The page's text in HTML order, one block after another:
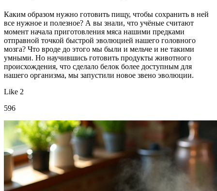
Каким образом нужно готовить пищу, чтобы сохранить в ней
все нужное и полезное? А вы знали, что учёные считают
момент начала приготовления мяса нашими предками
отправной точкой быстрой эволюцией нашего головного
мозга? Что вроде до этого мы были и мельче и не такими
умными. Но научившись готовить продукты животного
происхождения, что сделало белок более доступным для
нашего организма, мы запустили новое звено эволюции.
Like 2
596